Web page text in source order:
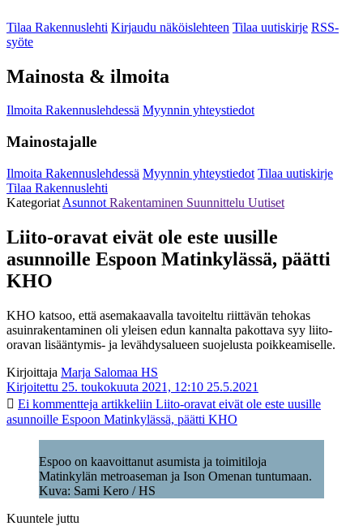
Tilaa Rakennuslehti Kirjaudu näköislehteen Tilaa uutiskirje RSS-
syöte
Mainosta & ilmoita
Ilmoita Rakennuslehdessä Myynnin yhteystiedot
Mainostajalle
Ilmoita Rakennuslehdessä Myynnin yhteystiedot Tilaa uutiskirje
Tilaa Rakennuslehti
Kategoriat Asunnot Rakentaminen Suunnittelu Uutiset
Liito-oravat eivät ole este uusille
asunnoille Espoon Matinkylässä, päätti
KHO
KHO katsoo, että asemakaavalla tavoiteltu riittävän tehokas
asuinrakentaminen oli yleisen edun kannalta pakottava syy liito-
oravan lisääntymis- ja levähdysalueen suojelusta poikkeamiselle.
Kirjoittaja Marja Salomaa HS
Kirjoitettu 25. toukokuuta 2021, 12:10 25.5.2021
Ei kommentteja artikkeliin Liito-oravat eivät ole este uusille
asunnoille Espoon Matinkylässä, päätti KHO
Espoo on kaavoittanut asumista ja toimitiloja
Matinkylän metroaseman ja Ison Omenan tuntumaan.
Kuva: Sami Kero / HS
Kuuntele juttu